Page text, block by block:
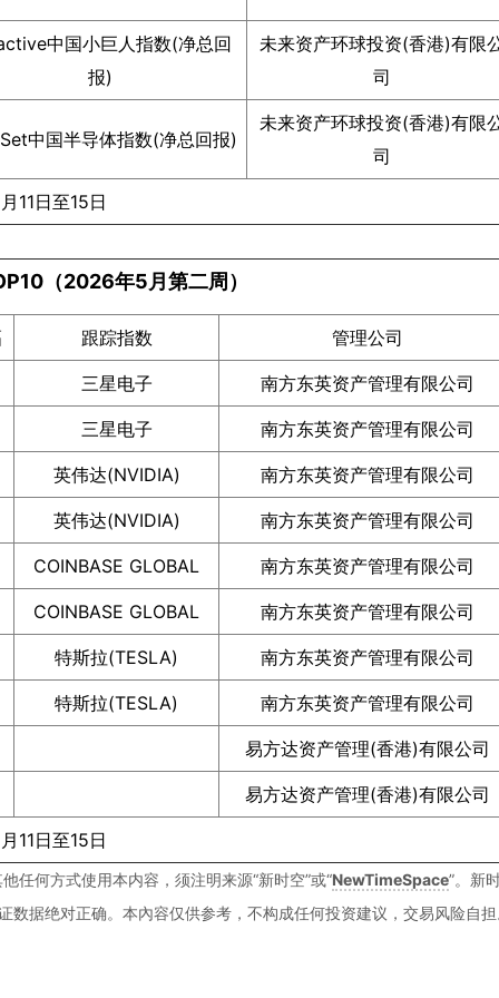
中国小巨人指数(净总回
报)
未来资产环球投资(香港)有限
司
中国半导体指数(净总回报)
未来资产环球投资(香港)有限
司
11日至15日
（2026年5月第二周）
跟踪指数 管理公司
三星电子 南方东英资产管理有限公司
三星电子 南方东英资产管理有限公司
英伟达(NVIDIA) 南方东英资产管理有限公司
英伟达(NVIDIA) 南方东英资产管理有限公司
COINBASE GLOBAL 南方东英资产管理有限公司
COINBASE GLOBAL 南方东英资产管理有限公司
特斯拉(TESLA) 南方东英资产管理有限公司
特斯拉(TESLA) 南方东英资产管理有限公司
易方达资产管理(香港)有限公司
易方达资产管理(香港)有限公司
11日至15日
任何方式使用本内容，须注明来源“新时空”或“NewTimeSpace”。新
数据绝对正确。本內容仅供参考，不构成任何投资建议，交易风险自